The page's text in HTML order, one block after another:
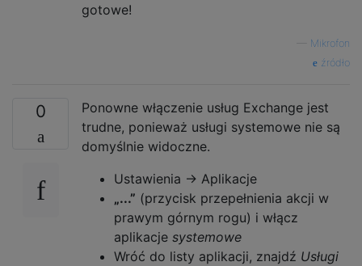
gotowe!
Mikrofon
źródło
0
Ponowne włączenie usług Exchange jest
trudne, ponieważ usługi systemowe nie są
domyślnie widoczne.
Ustawienia → Aplikacje
„...” (przycisk przepełnienia akcji w
prawym górnym rogu) i włącz
aplikacje systemowe
Wróć do listy aplikacji, znajdź Usługi